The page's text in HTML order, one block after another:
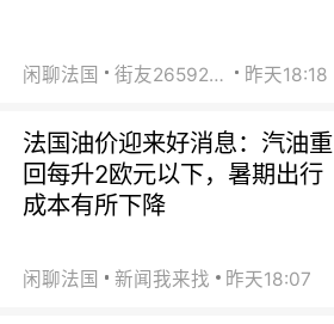
闲聊法国 街友26592800 昨天18:18
法国油价迎来好消息：汽油重
回每升2欧元以下，暑期出行
成本有所下降
闲聊法国 新闻我来找 昨天18:07